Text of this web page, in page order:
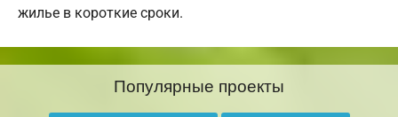
жилье в короткие сроки.
Популярные проекты